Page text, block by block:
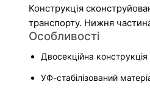
Конструкція
транспорту. Нижня
Особливості
Двосекційна
УФ-стабілізований